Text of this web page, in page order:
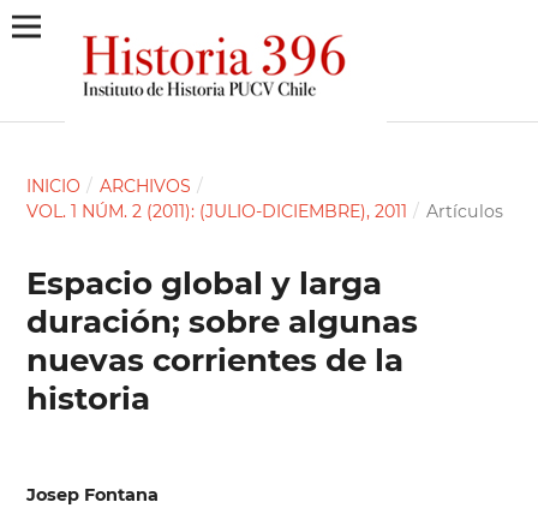
INICIO / ARCHIVOS /
VOL. 1 NÚM. 2 (2011): (JULIO-DICIEMBRE), 2011 / Artículos
Espacio global y larga
duración; sobre algunas
nuevas corrientes de la
historia
Josep Fontana